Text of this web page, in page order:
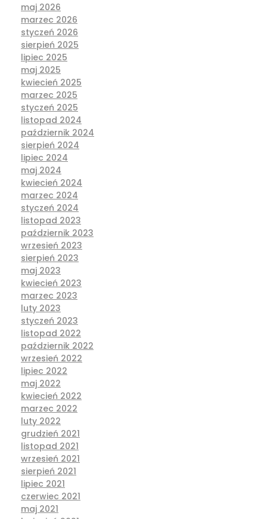
maj 2026
marzec 2026
styczeń 2026
sierpień 2025
lipiec 2025
maj 2025
kwiecień 2025
marzec 2025
styczeń 2025
listopad 2024
październik 2024
sierpień 2024
lipiec 2024
maj 2024
kwiecień 2024
marzec 2024
styczeń 2024
listopad 2023
październik 2023
wrzesień 2023
sierpień 2023
maj 2023
kwiecień 2023
marzec 2023
luty 2023
styczeń 2023
listopad 2022
październik 2022
wrzesień 2022
lipiec 2022
maj 2022
kwiecień 2022
marzec 2022
luty 2022
grudzień 2021
listopad 2021
wrzesień 2021
sierpień 2021
lipiec 2021
czerwiec 2021
maj 2021